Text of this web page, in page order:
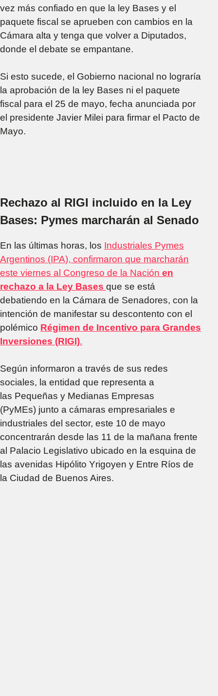
vez más confiado en que la ley Bases y el
paquete fiscal se aprueben con cambios en la
Cámara alta y tenga que volver a Diputados,
donde el debate se empantane.
Si esto sucede, el Gobierno nacional no lograría
la aprobación de la ley Bases ni el paquete
fiscal para el 25 de mayo, fecha anunciada por
el presidente Javier Milei para firmar el Pacto de
Mayo.
Rechazo al RIGI incluido en la Ley
Bases: Pymes marcharán al Senado
En las últimas horas, los Industriales Pymes
Argentinos (IPA), confirmaron que marcharán
este viernes al Congreso de la Nación en
rechazo a la Ley Bases que se está
debatiendo en la Cámara de Senadores, con la
intención de manifestar su descontento con el
polémico Régimen de Incentivo para Grandes
Inversiones (RIGI).
Según informaron a través de sus redes
sociales, la entidad que representa a
las Pequeñas y Medianas Empresas
(PyMEs) junto a cámaras empresariales e
industriales del sector, este 10 de mayo
concentrarán desde las 11 de la mañana frente
al Palacio Legislativo ubicado en la esquina de
las avenidas Hipólito Yrigoyen y Entre Ríos de
la Ciudad de Buenos Aires.